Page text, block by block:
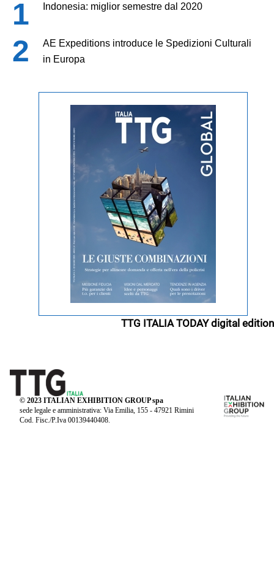
Indonesia: miglior semestre dal 2020
AE Expeditions introduce le Spedizioni Culturali
in Europa
TTG ITALIA TODAY digital edition
© 2023 ITALIAN EXHIBITION GROUP spa
sede legale e amministrativa: Via Emilia, 155 - 47921 Rimini
Cod. Fisc./P.Iva 00139440408.